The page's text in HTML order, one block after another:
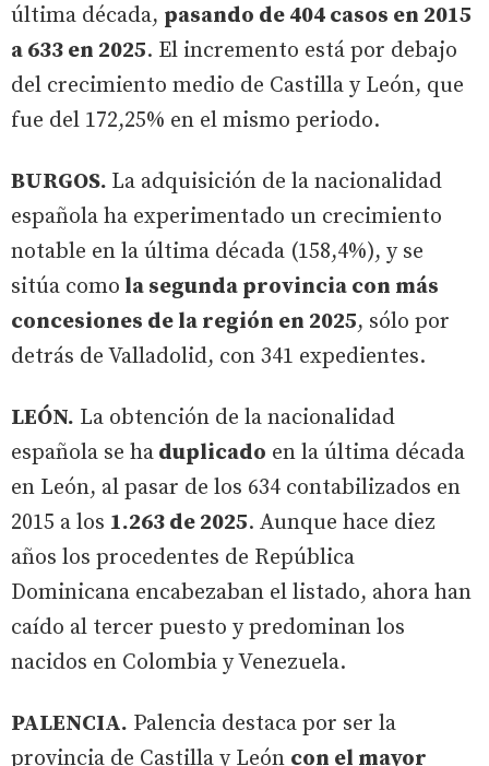
última década, pasando de 404 casos en 2015
a 633 en 2025. El incremento está por debajo
del crecimiento medio de Castilla y León, que
fue del 172,25% en el mismo periodo.
BURGOS. La adquisición de la nacionalidad
española ha experimentado un crecimiento
notable en la última década (158,4%), y se
sitúa como la segunda provincia con más
concesiones de la región en 2025, sólo por
detrás de Valladolid, con 341 expedientes.
LEÓN. La obtención de la nacionalidad
española se ha duplicado en la última década
en León, al pasar de los 634 contabilizados en
2015 a los 1.263 de 2025. Aunque hace diez
años los procedentes de República
Dominicana encabezaban el listado, ahora han
caído al tercer puesto y predominan los
nacidos en Colombia y Venezuela.
PALENCIA. Palencia destaca por ser la
provincia de Castilla y León con el mayor